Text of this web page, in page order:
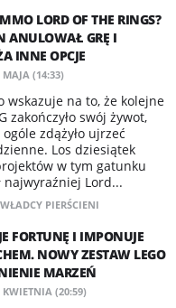
LORD OF THE RINGS?
ANULOWAŁ GRĘ I
INNE OPCJE
MAJA (14:33)
wskazuje na to, że kolejne
zakończyło swój żywot,
zdążyło ujrzeć
Los dziesiątek
w tym gatunku
najwyraźniej Lord...
WŁADCY PIERŚCIENI
FORTUNĘ I IMPONUJE
NOWY ZESTAW LEGO
MARZEŃ
KWIETNIA (20:59)